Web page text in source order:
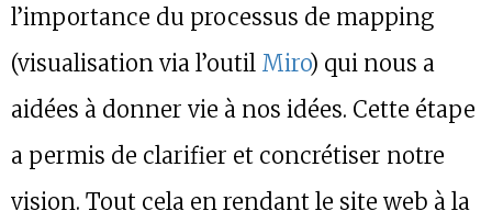
l’importance du processus de mapping
(visualisation via l’outil Miro) qui nous a
aidées à donner vie à nos idées. Cette étape
a permis de clarifier et concrétiser notre
vision. Tout cela en rendant le site web à la